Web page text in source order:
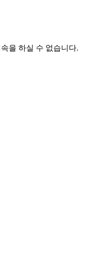
을 하실 수 없습니다.